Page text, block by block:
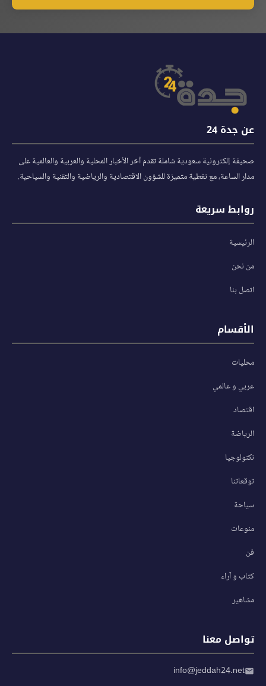
عن جدة 24
صحيفة إلكترونية سعودية شاملة تقدم آخر الأخبار المحلية والعربية والعالمية على
مدار الساعة، مع تغطية متميزة للشؤون الاقتصادية والرياضية والتقنية والسياحية.
روابط سريعة
الرئيسية
من نحن
اتصل بنا
الأقسام
محليات
عربي و عالمي
اقتصاد
الرياضة
تكنولوجيا
توقعاتنا
سياحة
منوعات
فن
كتاب و آراء
مشاهير
تواصل معنا
info@jeddah24.net